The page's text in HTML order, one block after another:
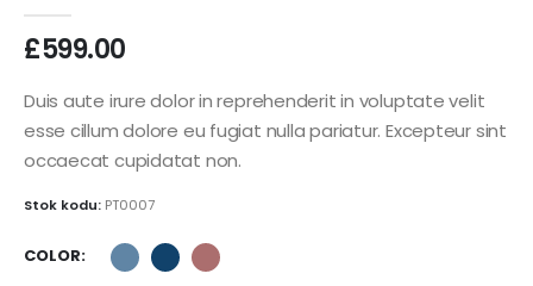
£599.00
Duis aute irure dolor in reprehenderit in voluptate velit
esse cillum dolore eu fugiat nulla pariatur. Excepteur sint
occaecat cupidatat non.
Stok kodu: PT0007
COLOR